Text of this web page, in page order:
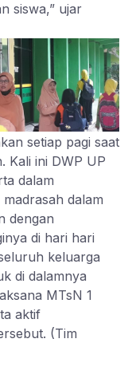
siswa,” ujar
setiap pagi saat
Kali ini DWP UP
dalam
dalam
dengan
di hari hari
keluarga
di dalamnya
MTsN 1
aktif
(Tim